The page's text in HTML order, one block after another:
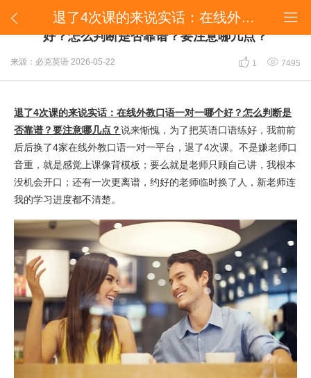
 
​退了4次课的来说实话：在线外教口语一对一哪个好？怎么判断是否靠谱？要注意哪几点？
​退了4次课的来说实话：在线外教口语一对一哪个
好？怎么判断是否靠谱？要注意哪几点？
来源：必克英语 2026-05-22  1  7495
退了4次课的来说实话：在线外教口语一对一哪个好？怎么判断是
否靠谱？要注意哪几点？说来惭愧，为了把英语口语练好，我前前
后后换了4家在线外教口语一对一平台，退了4次课。不是嫌老师口
音重，就是感觉上课像背模板；要么就是老师只顾自己讲，我根本
没机会开口；还有一次更离谱，约好的老师临时换了人，新老师连
我的学习进度都不清楚。